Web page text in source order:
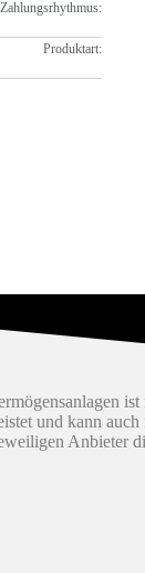
Zahlungsrhythmus:
Produktart:
und kann
Anbieter